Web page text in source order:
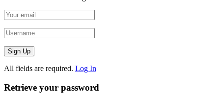
All fields are required. Log In
Retrieve your password